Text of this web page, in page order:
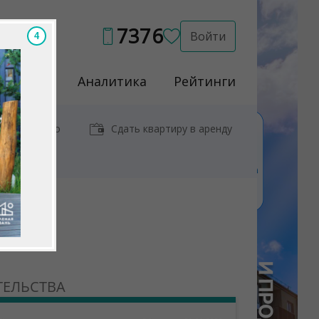
7376 Войти
Услуги Аналитика Рейтинги
у метро Сдать квартиру в аренду
2